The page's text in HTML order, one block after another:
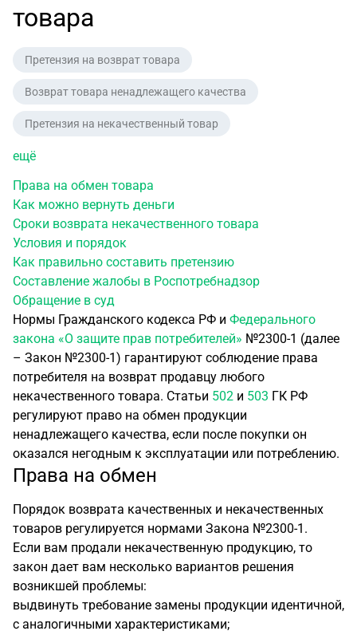
товара
Претензия на возврат товара
Возврат товара ненадлежащего качества
Претензия на некачественный товар
ещё
Права на обмен товара
Как можно вернуть деньги
Сроки возврата некачественного товара
Условия и порядок
Как правильно составить претензию
Составление жалобы в Роспотребнадзор
Обращение в суд
Нормы Гражданского кодекса РФ и Федерального
закона «О защите прав потребителей» №2300-1 (далее
– Закон №2300-1) гарантируют соблюдение права
потребителя на возврат продавцу любого
некачественного товара. Статьи 502 и 503 ГК РФ
регулируют право на обмен продукции
ненадлежащего качества, если после покупки он
оказался негодным к эксплуатации или потреблению.
Права на обмен
Порядок возврата качественных и некачественных
товаров регулируется нормами Закона №2300-1.
Если вам продали некачественную продукцию, то
закон дает вам несколько вариантов решения
возникшей проблемы:
выдвинуть требование замены продукции идентичной,
с аналогичными характеристиками;